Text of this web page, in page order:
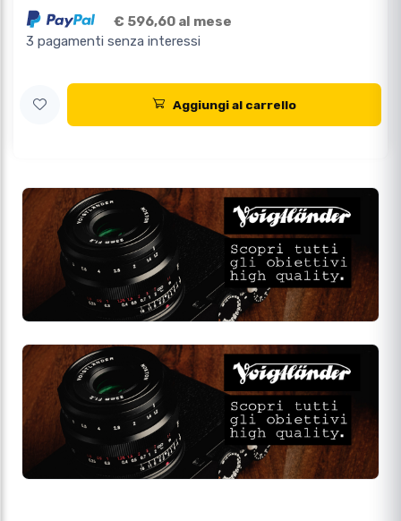
€ 596,60 al mese
3 pagamenti senza interessi
Aggiungi al carrello